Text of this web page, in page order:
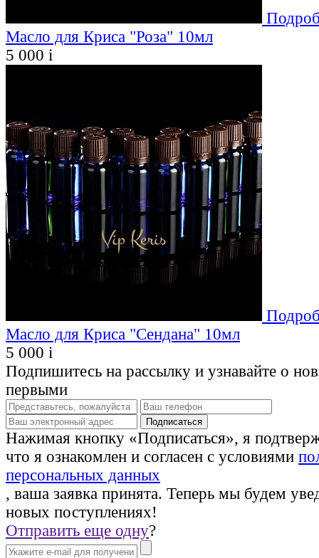
Масло для Криса "Роза" 10мл
5 000 i
Масло для Криса "Сендана" 10мл
5 000 i
Подпишитесь на рассылку и узнавайте о
первыми
Нажимая кнопку «Подписаться», я
что я ознакомлен и согласен с условиями
персональных данных
, ваша заявка принята. Теперь мы будем
новых поступлениях!
Отправить еще одну?